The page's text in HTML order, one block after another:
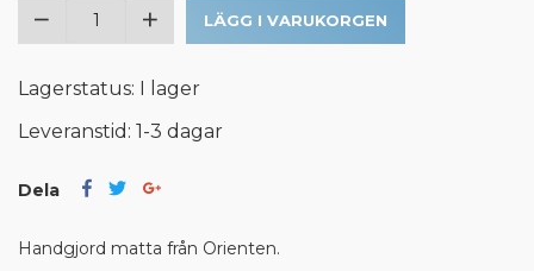
LÄGG I VARUKORGEN
Lagerstatus: I lager
Leveranstid: 1-3 dagar
Dela
Handgjord matta från Orienten.